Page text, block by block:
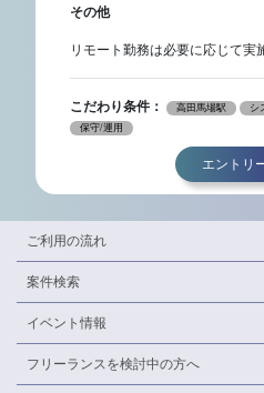
その他
リモート勤務は必要に応じて実
こだわり条件： 高田馬場駅
シ
保守/運用
エントリ
ご利用の流れ
案件検索
イベント情報
フリーランスを検討中の方へ